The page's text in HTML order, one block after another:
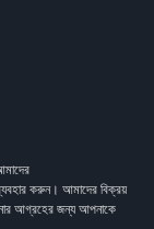
করুন। আমাদের বিক্রয়
আগ্রহের জন্য আপনাকে